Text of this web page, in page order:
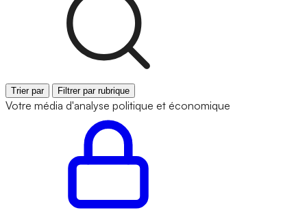
Trier par Filtrer par rubrique
Votre média d'analyse politique et économique